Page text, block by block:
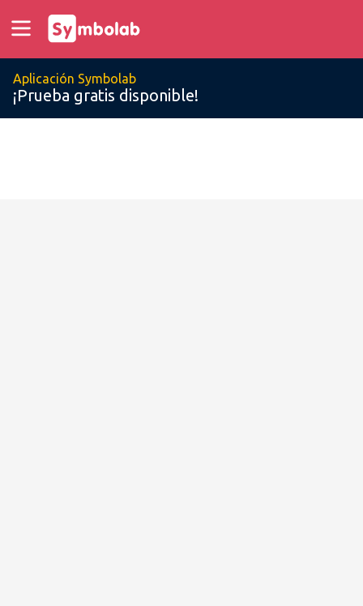
Aplicación Symbolab
¡Prueba gratis disponible!